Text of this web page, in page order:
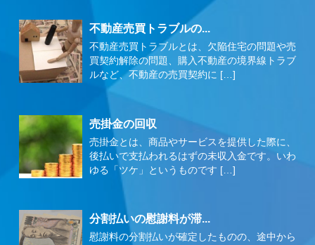
不動産売買トラブルの...
不動産売買トラブルとは、欠陥住宅の問題や売
買契約解除の問題、購入不動産の境界線トラブ
ルなど、不動産の売買契約に […]
売掛金の回収
売掛金とは、商品やサービスを提供した際に、
後払いで支払われるはずの未収入金です。いわ
ゆる「ツケ」というものです […]
分割払いの慰謝料が滞...
慰謝料の分割払いが確定したものの、途中から